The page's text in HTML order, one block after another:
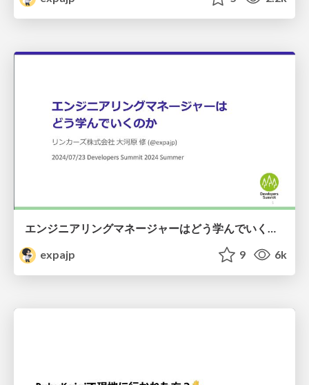
エンジニアリングマネージャーはどう学んでいくのか #devsumi / How Do Engineering Managers Continue to Learn and Grow?
expajp
9 6k